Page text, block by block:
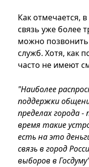
Как отмечается,
связь уже более
можно
служб. Хотя, как
часто не имеют
"Наиболее
поддержки
пределах города
время такие
есть на это
связь в город
выборов в